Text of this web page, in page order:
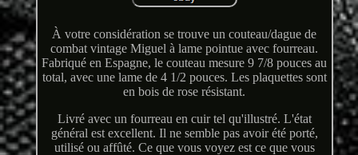
À votre considération se trouve un couteau/dague de
combat vintage Miguel à lame pointue avec fourreau.
Fabriqué en Espagne, le couteau mesure 9 7/8 pouces au
total, avec une lame de 4 1/2 pouces. Les plaquettes sont
en bois de rose résistant.
Livré avec un fourreau en cuir tel qu'illustré. L'état
général est excellent. Il ne semble pas avoir été porté,
utilisé ou affûté. Ce que vous voyez est ce que vous